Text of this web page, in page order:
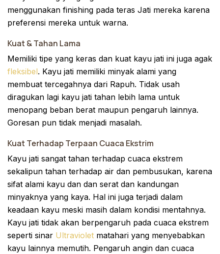
menggunakan finishing pada teras Jati mereka karena
preferensi mereka untuk warna.
Kuat & Tahan Lama
Memiliki tipe yang keras dan kuat kayu jati ini juga agak
fleksibel. Kayu jati memiliki minyak alami yang
membuat tercegahnya dari Rapuh. Tidak usah
diragukan lagi kayu jati tahan lebih lama untuk
menopang beban berat maupun pengaruh lainnya.
Goresan pun tidak menjadi masalah.
Kuat Terhadap Terpaan Cuaca Ekstrim
Kayu jati sangat tahan terhadap cuaca ekstrem
sekalipun tahan terhadap air dan pembusukan, karena
sifat alami kayu dan dan serat dan kandungan
minyaknya yang kaya. Hal ini juga terjadi dalam
keadaan kayu meski masih dalam kondisi mentahnya.
Kayu jati tidak akan berpengaruh pada cuaca ekstrem
seperti sinar Ultraviolet matahari yang menyebabkan
kayu lainnya memutih. Pengaruh angin dan cuaca